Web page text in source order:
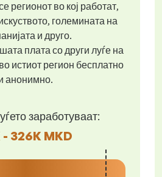
регионот во кој работат,
големината на
и друго.
плата со други луѓе на
истиот регион бесплатно
анонимно.
заработуваат:
- 326K MKD